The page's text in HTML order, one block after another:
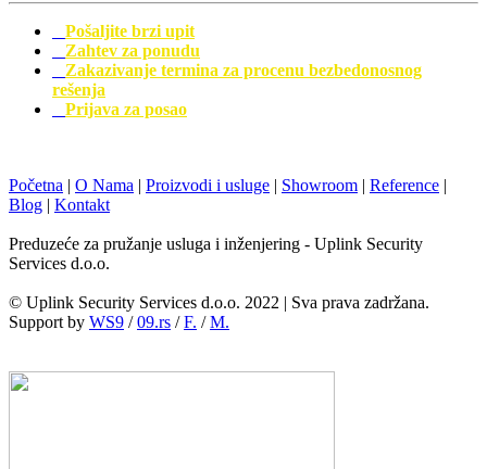
Pošaljite brzi upit
Zahtev za ponudu
Zakazivanje termina za procenu bezbedonosnog
rešenja
Prijava za posao
Početna | O Nama | Proizvodi i usluge | Showroom | Reference |
Blog | Kontakt
Preduzeće za pružanje usluga i inženjering - Uplink Security
Services d.o.o.
© Uplink Security Services d.o.o. 2022 | Sva prava zadržana.
Support by WS9 /09.rs /F. /M.